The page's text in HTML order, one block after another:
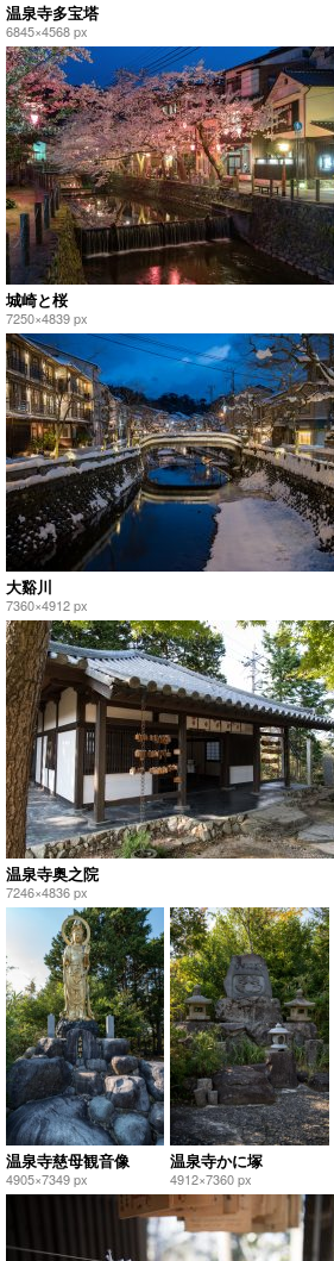
温泉寺多宝塔
6845×4568 px
城崎と桜
7250×4839 px
大谿川
7360×4912 px
温泉寺奥之院
7246×4836 px
温泉寺慈母観音像
4905×7349 px
温泉寺かに塚
4912×7360 px